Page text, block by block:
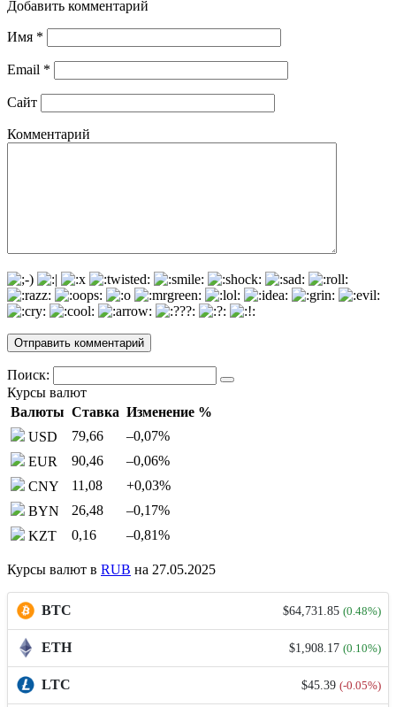
Добавить комментарий
Имя *
Email *
Сайт
Комментарий
Поиск:
Курсы валют
Валюты Ставка Изменение %
USD
79,66 –0,07%
EUR
90,46 –0,06%
CNY
11,08 +0,03%
BYN
26,48 –0,17%
KZT
0,16 –0,81%
Курсы валют в RUB на 27.05.2025
BTC $64,731.85 (0.48%)
ETH $1,908.17 (0.10%)
LTC $45.39 (-0.05%)